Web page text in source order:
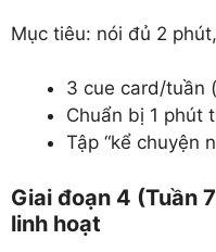
Mục tiêu: nói đủ 2
3 cue card/tuần
Chuẩn bị 1 phút
Tập “kể chuyện
Giai đoạn 4 (Tuần
linh hoạt